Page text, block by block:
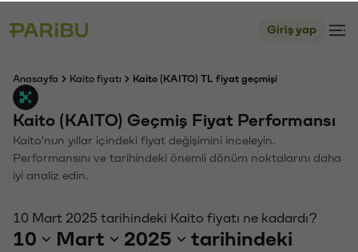
Giriş yap
Anasayfa Kaito fiyatı Kaito (KAITO) TL fiyat geçmişi
Kaito (KAITO) Geçmiş Fiyat Performansı
Kaito'nun yıllar içindeki fiyat değişimini inceleyin.
Performansını ve tarihindeki önemli dönüm noktalarını daha
iyi analiz edin.
10 Mart 2025 tarihindeki Kaito fiyatı ne kadardı?
10 Mart 2025
tarihindeki